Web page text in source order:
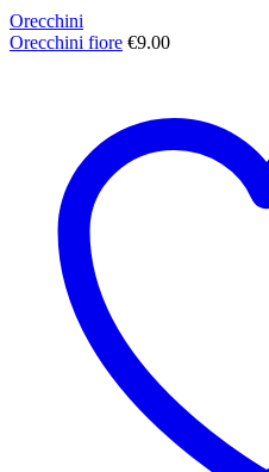
Orecchini
Orecchini fiore €9.00